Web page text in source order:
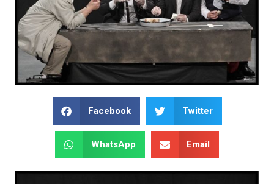
Facebook Twitter
WhatsApp Email